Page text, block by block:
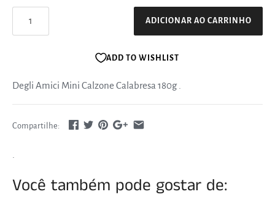
ADICIONAR AO CARRINHO
ADD TO WISHLIST
Degli Amici Mini Calzone Calabresa 180g.
Compartilhe:
Você também pode gostar de: